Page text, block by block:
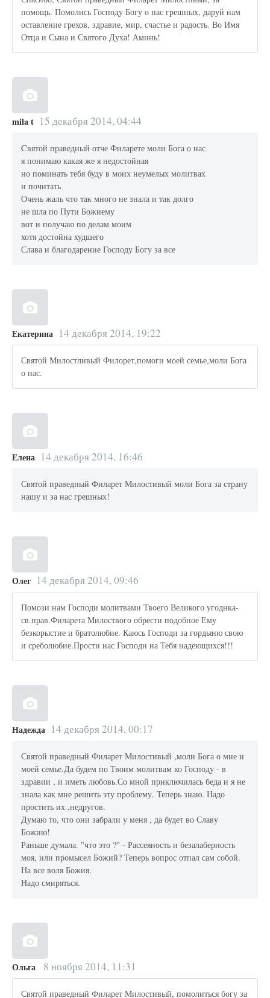
помощь. Помолись Господу Богу о нас грешных, даруй нам
оставление грехов, здравие, мир, счастье и радость. Во Имя
Отца и Сына и Святого Духа! Аминь!
mila t 15 декабря 2014, 04:44
Cвятой праведный отче Филарете моли Бога о нас
я понимаю какая же я недостойная
но поминать тебя буду в моих неумелых молитвах
и почитать
Очень жаль что так много не знала и так долго
не шла по Пути Божиему
вот и получаю по делам моим
хотя достойна худшего
Слава и благодарение Господу Богу за все
Екатерина 14 декабря 2014, 19:22
Святой Милостливый Филорет,помоги моей семье,моли Бога
о нас.
Елена 14 декабря 2014, 16:46
Святой праведный Филарет Милостивый моли Бога за страну
нашу и за нас грешных!
Олег 14 декабря 2014, 09:46
Помози нам Господи молитвами Твоего Великого угоднка-
св.прав.Филарета Милоствого обрести подобное Ему
безкорыстие и братолюбие. Каюсь Господи за гордыню свою
и среболюбие.Прости нас Господи на Тебя надеющихся!!!
Надежда 14 декабря 2014, 00:17
Святой праведный Филарет Милостивый ,моли Бога о мне и
моей семье.Да будем по Твоим молитвам ко Господу - в
здравии , и иметь любовь.Со мной приключилась беда и я не
знала как мне решить эту проблему. Теперь знаю. Надо
простить их ,недругов.
Думаю то, что они забрали у меня , да будет во Славу
Божию!
Раньше думала. "что это ?" - Рассеяность и безалаберность
моя, или промысел Божий? Теперь вопрос отпал сам собой.
На все воля Божия.
Надо смиряться.
Ольга 8 ноября 2014, 11:31
Святой праведный Филарет Милостивый, помолиться богу за